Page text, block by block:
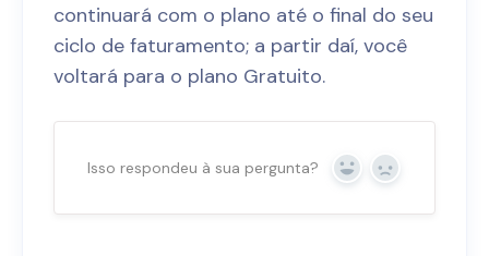
continuará com o plano até o final do seu
ciclo de faturamento; a partir daí, você
voltará para o plano Gratuito.
Isso respondeu à sua pergunta? Sim Não